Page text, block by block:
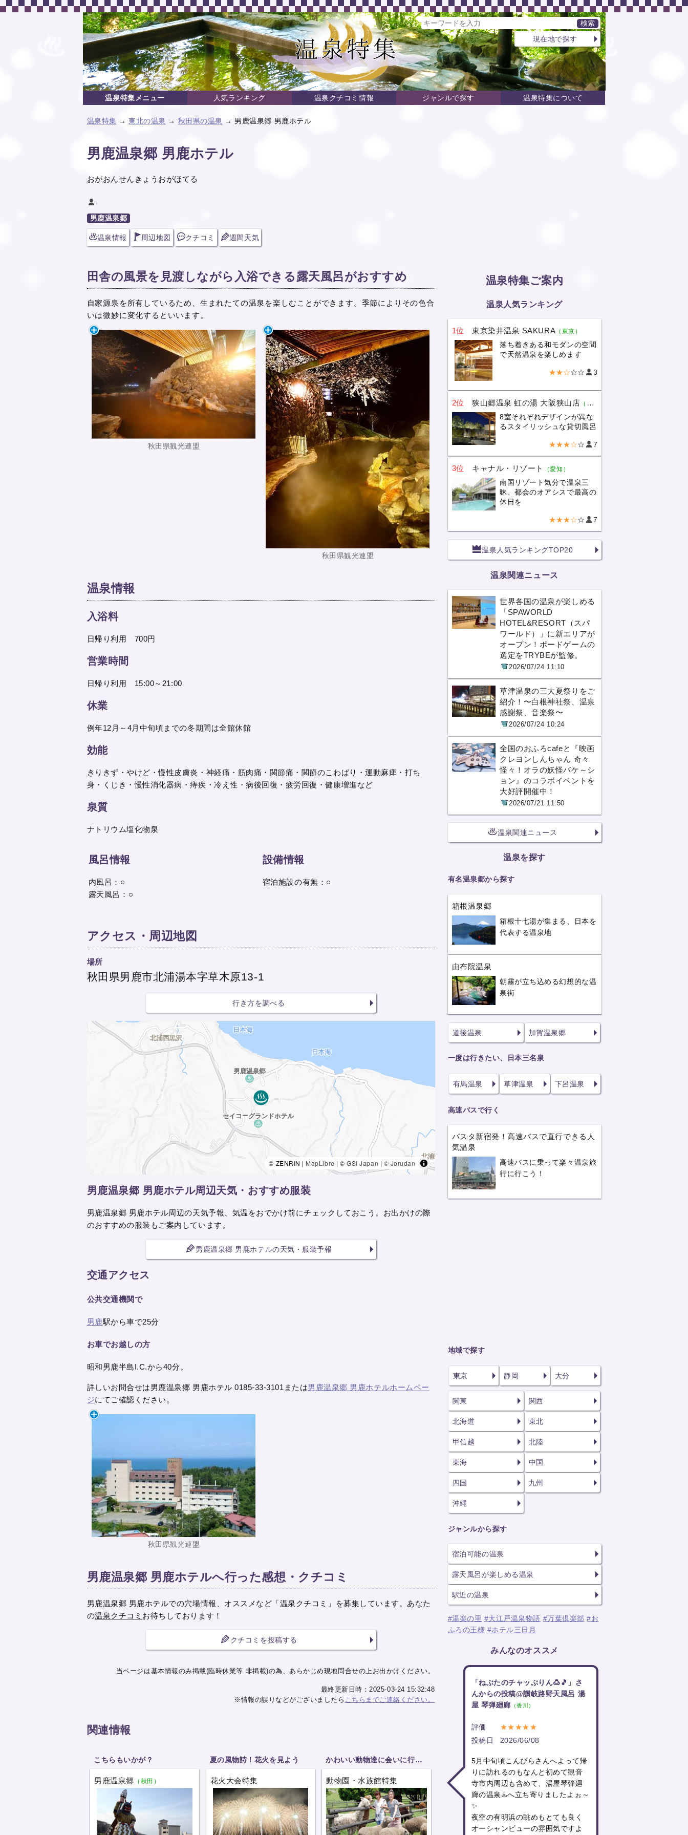
温泉特集メニュー 人気ランキング 温泉クチコミ情報 ジャンルで探す 温泉特集について
現在地で探す
温泉特集 →東北の温泉 → 秋田県の温泉 → 男鹿温泉郷 男鹿ホテル
男鹿温泉郷 男鹿ホテル
おがおんせんきょうおがほてる
-
男鹿温泉郷
温泉情報 周辺地図 クチコミ 週間天気
田舎の風景を見渡しながら入浴できる露天風呂がおすすめ
自家源泉を所有しているため、生まれたての温泉を楽しむことができます。季節によりその色合
いは微妙に変化するといいます。
秋田県観光連盟
秋田県観光連盟
温泉情報
入浴料
日帰り利用 700円
営業時間
日帰り利用 15:00～21:00
休業
例年12月～4月中旬頃までの冬期間は全館休館
効能
きりきず・やけど・慢性皮膚炎・神経痛・筋肉痛・関節痛・関節のこわばり・運動麻痺・打ち
身・くじき・慢性消化器病・痔疾・冷え性・病後回復・疲労回復・健康増進など
泉質
ナトリウム塩化物泉
風呂情報
内風呂：○
露天風呂：○
設備情報
宿泊施設の有無：○
アクセス・周辺地図
場所
秋田県男鹿市北浦湯本字草木原13-1
行き方を調べる
© ZENRIN | MapLibre | ©GSI Japan | © Jorudan
男鹿温泉郷 男鹿ホテル周辺天気・おすすめ服装
男鹿温泉郷 男鹿ホテル周辺の天気予報、気温をおでかけ前にチェックしておこう。お出かけの際
のおすすめの服装もご案内しています。
男鹿温泉郷 男鹿ホテルの天気・服装予報
交通アクセス
公共交通機関で
男鹿駅から車で25分
お車でお越しの方
昭和男鹿半島I.C.から40分。
詳しいお問合せは男鹿温泉郷 男鹿ホテル 0185-33-3101または男鹿温泉郷 男鹿ホテルホームペー
ジにてご確認ください。
秋田県観光連盟
男鹿温泉郷 男鹿ホテルへ行った感想・クチコミ
男鹿温泉郷 男鹿ホテルでの穴場情報、オススメなど「温泉クチコミ」を募集しています。あなた
の温泉クチコミ お待ちしております！
クチコミを投稿する
当ページは基本情報のみ掲載(臨時休業等 非掲載)の為、あらかじめ現地問合せの上お出かけください。
最終更新日時：2025-03-24 15:32:48
※情報の誤りなどがございましたら こちらまでご連絡ください。
関連情報
こちらもいかが？
男鹿温泉郷 （秋田）
夏の風物詩！花火を見よう
花火大会特集
かわいい動物達に会いに行こう
動物園・水族館特集
温泉特集ご案内
温泉人気ランキング
1位 東京染井温泉 SAKURA （東京）
落ち着きある和モダンの空間
で天然温泉を楽しめます
★★☆☆☆ 3
2位 狭山郷温泉 虹の湯 大阪狭山店 （大阪）
8室それぞれデザインが異な
るスタイリッシュな貸切風呂
★★★☆☆ 7
3位 キャナル・リゾート （愛知）
南国リゾート気分で温泉三
昧、都会のオアシスで最高の
休日を
★★★☆☆ 7
温泉人気ランキングTOP20
温泉関連ニュース
世界各国の温泉が楽しめる
「SPAWORLD
HOTEL&RESORT（スパ
ワールド）」に新エリアが
オープン！ボードゲームの
選定をTRYBEが監修。
2026/07/24 11:10
草津温泉の三大夏祭りをご
紹介！〜白根神社祭、温泉
感謝祭、音楽祭〜
2026/07/24 10:24
全国のおふろcafeと『映画
クレヨンしんちゃん 奇々
怪々！オラの妖怪バケ～シ
ョン』のコラボイベントを
大好評開催中！
2026/07/21 11:50
温泉関連ニュース
温泉を探す
有名温泉郷から探す
箱根温泉郷
箱根十七湯が集まる、日本を
代表する温泉地
由布院温泉
朝霧が立ち込める幻想的な温
泉街
道後温泉 加賀温泉郷
一度は行きたい、日本三名泉
有馬温泉 草津温泉 下呂温泉
高速バスで行く
バスタ新宿発！高速バスで直行できる人
気温泉
高速バスに乗って楽々温泉旅
行に行こう！
地域で探す
東京 静岡 大分
関東 関西
北海道 東北
甲信越 北陸
東海 中国
四国 九州
沖縄
ジャンルから探す
宿泊可能の温泉
露天風呂が楽しめる温泉
駅近の温泉
#湯楽の里 #大江戸温泉物語 #万葉倶楽部 #お
ふろの王様 #ホテル三日月
みんなのオススメ
「ねぶたのチャッぷりん🍮🎵」さ
んからの投稿@讃岐路野天風呂 湯
屋 琴弾廻廊 （香川）
評価
★★★★★
投稿日
2026/06/08
5月中旬頃こんぴらさんへよって帰
りに訪れるのもなんと初めて観音
寺市内周辺も含めて、湯屋琴弾廻
廊の温泉♨️へ立ち寄りましたよぉ～
✨
夜空の有明浜の眺めもとても良く
オーシャンビューの雰囲気ですよ